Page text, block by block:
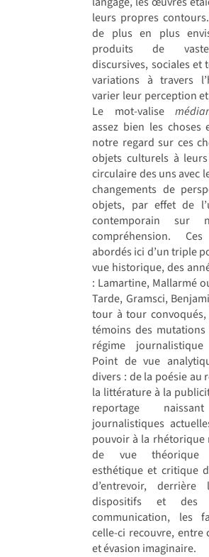
leurs propres
de plus en plus
produits de
discursives, sociales et
variations à travers
varier leur perception
Le mot-valise
assez bien les
notre regard sur ces
objets culturels à
circulaire des uns avec
changements de
objets, par effet de
contemporain sur
compréhension.
abordés ici d’un triple
vue historique, des
: Lamartine, Mallarmé
Tarde, Gramsci,
tour à tour
témoins des
régime
Point de vue
divers : de la poésie au
la littérature à la
reportage
journalistiques
pouvoir à la rhétorique
de vue théorique
esthétique et critique
d’entrevoir,
dispositifs et
communication, les
celle-ci recouvre, entre
et évasion imaginaire.